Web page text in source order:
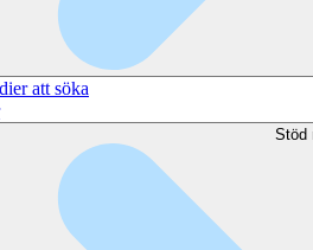
att söka
Stöd